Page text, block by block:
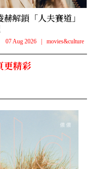
解鎖「人夫賽道」
07 Aug 2026 movies&culture
更精彩